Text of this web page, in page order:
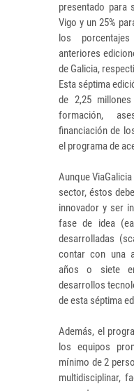
presentado para
Vigo y un 25%
los
anteriores
de Galicia,
Esta séptima
de 2,25
formación,
financiación de
el programa de
Aunque
sector, éstos
innovador y ser
fase de idea
desarrolladas
contar con una
años o siete
desarrollos
de esta séptima
Además, el
los equipos
mínimo de 2
multidisciplinar,